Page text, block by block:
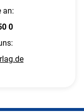
an:
0